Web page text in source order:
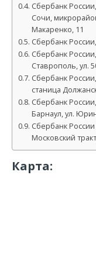
Сбербанк
Сочи,
Макаренко, 11
Сбербанк
Сбербанк
Ставрополь, ул.
Сбербанк
станица
Сбербанк
Барнаул, ул.
Сбербанк
Московский
Карта: